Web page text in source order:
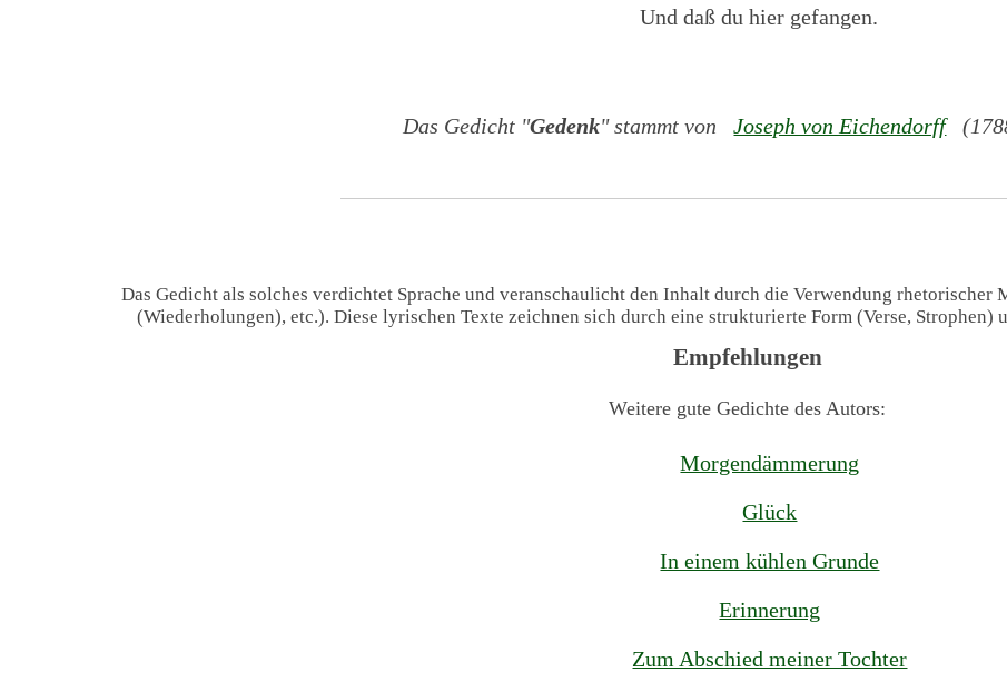
Und daß du hier gefangen.
Das Gedicht "Gedenk" stammt von Joseph von Eichendorff
Das Gedicht als solches verdichtet Sprache und veranschaulicht den Inhalt durch die Verwendung
(Wiederholungen), etc.). Diese lyrischen Texte zeichnen sich durch eine strukturierte Form (Verse, Strophen)
Empfehlungen
Weitere gute Gedichte des Autors:
Morgendämmerung
Glück
In einem kühlen Grunde
Erinnerung
Zum Abschied meiner Tochter